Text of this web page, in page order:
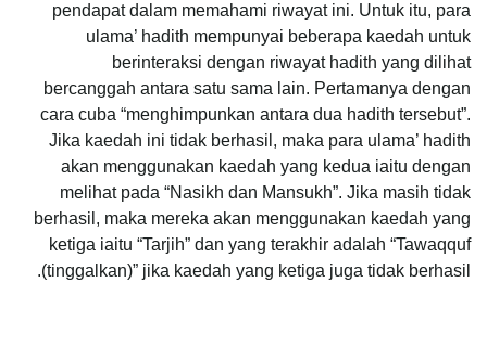
pendapat dalam memahami riwayat ini. Untuk itu, para
ulama’ hadith mempunyai beberapa kaedah untuk
berinteraksi dengan riwayat hadith yang dilihat
bercanggah antara satu sama lain. Pertamanya dengan
cara cuba “menghimpunkan antara dua hadith tersebut”.
Jika kaedah ini tidak berhasil, maka para ulama’ hadith
akan menggunakan kaedah yang kedua iaitu dengan
melihat pada “Nasikh dan Mansukh”. Jika masih tidak
berhasil, maka mereka akan menggunakan kaedah yang
ketiga iaitu “Tarjih” dan yang terakhir adalah “Tawaqquf
(tinggalkan)” jika kaedah yang ketiga juga tidak berhasil.